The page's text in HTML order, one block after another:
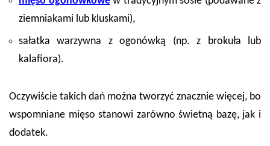
ziemniakami lub kluskami),
sałatka warzywna z ogonówką (np. z brokuła lub
kalafiora).
Oczywiście takich dań można tworzyć znacznie więcej, bo
wspomniane mięso stanowi zarówno świetną bazę, jak i
dodatek.